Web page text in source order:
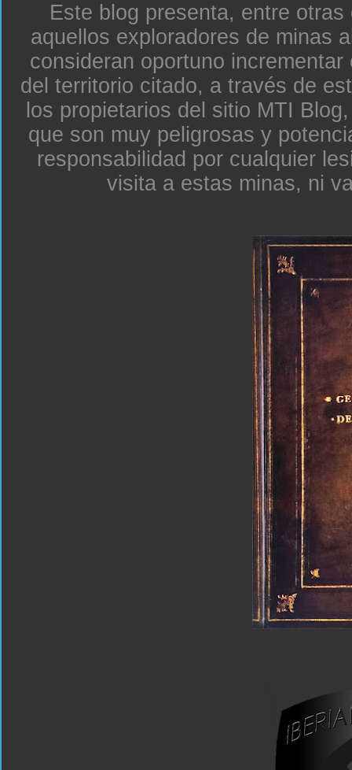
Este blog presenta, entre
aquellos exploradores de minas
consideran oportuno
del territorio citado, a través de
los propietarios del sitio MTI
que son muy peligrosas y
responsabilidad por cualquier
visita a estas minas, ni